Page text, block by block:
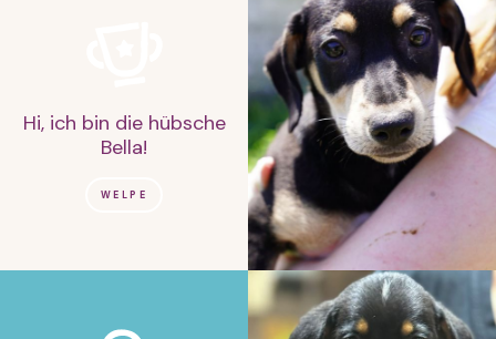
Hi, ich bin die hübsche
Bella!
WELPE